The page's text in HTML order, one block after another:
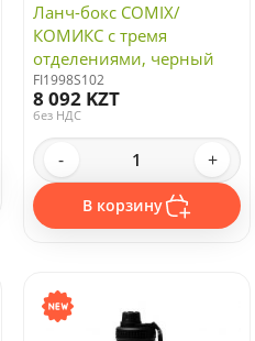
Ланч-бокс COMIX/
КОМИКС с тремя
отделениями, черный
FI1998S102
8 092 KZT
без НДС
- +
В корзину